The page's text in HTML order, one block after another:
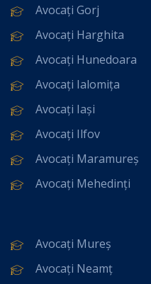
Avocați Gorj
Avocați Harghita
Avocați Hunedoara
Avocați Ialomița
Avocați Iași
Avocați Ilfov
Avocați Maramureș
Avocați Mehedinți
Avocați Mureș
Avocați Neamț